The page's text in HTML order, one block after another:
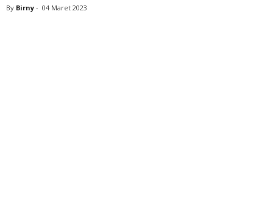
By Birny - 04 Maret 2023